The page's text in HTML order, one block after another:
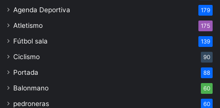
Agenda Deportiva 179
Atletismo 175
Fútbol sala 139
Ciclismo 90
Portada 88
Balonmano 60
pedroneras 60